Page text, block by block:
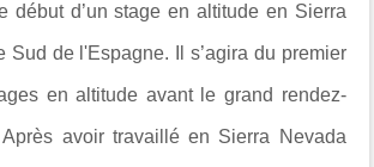
début d’un stage en altitude en Sierra
Sud de l'Espagne. Il s’agira du premier
en altitude avant le grand rendez-
avoir travaillé en Sierra Nevada